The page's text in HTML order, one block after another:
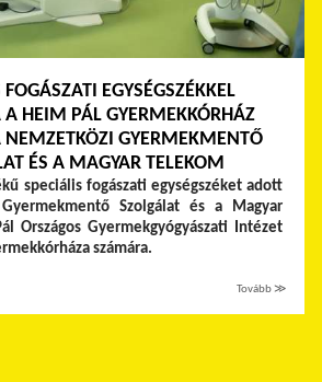
EGYSÉGSZÉKKEL
HEIM PÁL GYERMEKKÓRHÁZ
GYERMEKMENTŐ
ÉS A MAGYAR TELEKOM
speciális fogászati egységszéket adott
Szolgálat és a Magyar
Országos Gyermekgyógyászati Intézet
számára.
Tovább ≫